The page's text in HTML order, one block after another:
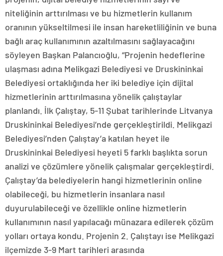
niteliğinin arttırılması ve bu hizmetlerin kullanım
oranının yükseltilmesi ile insan hareketliliğinin ve buna
bağlı araç kullanımının azaltılmasını sağlayacağını
söyleyen Başkan Palancıoğlu, “Projenin hedeflerine
ulaşması adına Melikgazi Belediyesi ve Druskininkai
Belediyesi ortaklığında her iki belediye için dijital
hizmetlerinin arttırılmasına yönelik çalıştaylar
planlandı. İlk Çalıştay, 5-11 Şubat tarihlerinde Litvanya
Druskininkai Belediyesi’nde gerçekleştirildi. Melikgazi
Belediyesi’nden Çalıştay’a katılan heyet ile
Druskininkai Belediyesi heyeti 5 farklı başlıkta sorun
analizi ve çözümlere yönelik çalışmalar gerçekleştirdi.
Çalıştay’da belediyelerin hangi hizmetlerinin online
olabileceği, bu hizmetlerin insanlara nasıl
duyurulabileceği ve özellikle online hizmetlerin
kullanımının nasıl yapılacağı münazara edilerek çözüm
yolları ortaya kondu. Projenin 2. Çalıştayı ise Melikgazi
ilçemizde 3-9 Mart tarihleri arasında